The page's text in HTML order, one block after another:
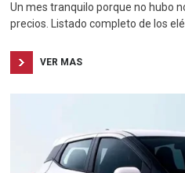
Un mes tranquilo porque no hubo
precios. Listado completo de los
VER MAS